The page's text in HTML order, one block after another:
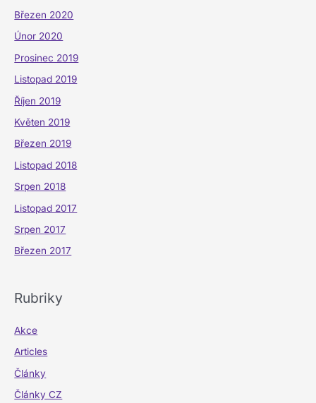
Březen 2020
Únor 2020
Prosinec 2019
Listopad 2019
Říjen 2019
Květen 2019
Březen 2019
Listopad 2018
Srpen 2018
Listopad 2017
Srpen 2017
Březen 2017
Rubriky
Akce
Articles
Články
Články CZ